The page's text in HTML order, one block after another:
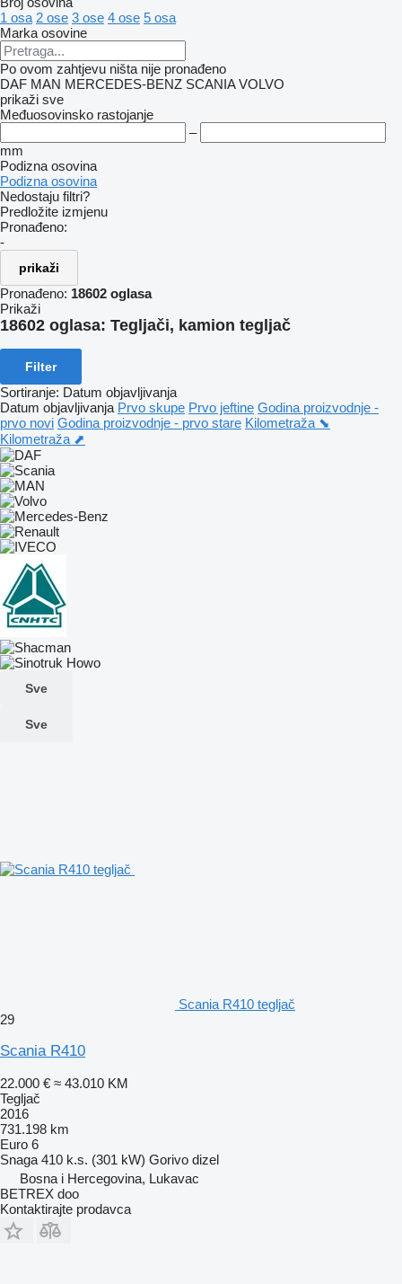
1 osa 2 ose 3 ose 4 ose 5 osa
Marka osovine
Po ovom zahtjevu ništa nije pronađeno
DAF MAN MERCEDES-BENZ SCANIA VOLVO
prikaži sve
Međuosovinsko rastojanje
–
mm
Podizna osovina
Podizna osovina
Nedostaju filtri?
Predložite izmjenu
Pronađeno:
-
prikaži
Pronađeno: 18602 oglasa
Prikaži
18602 oglasa: Tegljači, kamion tegljač
Filter
Sortiranje: Datum objavljivanja
Datum objavljivanja Prvo skupe Prvo jeftine Godina proizvodnje -
prvo novi Godina proizvodnje - prvo stare Kilometraža ⬊
Kilometraža ⬈
Sve
Sve
Scania R410 tegljač
29
Scania R410
22.000 € ≈ 43.010 KM
Tegljač
2016
731.198 km
Euro 6
Snaga 410 k.s. (301 kW) Gorivo dizel
Bosna i Hercegovina, Lukavac
BETREX doo
Kontaktirajte prodavca